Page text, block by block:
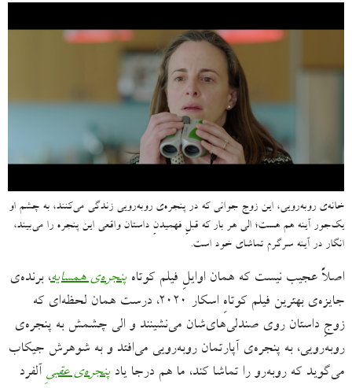
خانه‌ی روبه‌رویی، این زوج جوانی که در پنجره‌ی روبه‌رویی زندگی می‌کنند، به چشم او
یک‌جور آینه هم هست؛ الی هر بار که قبلِ فهمیدنِ داستان واقعی این پنجره را می‌بیند،
انگار در آینه سرگرم تماشای خود است.
اصلاً عجیب نیست که همان اوایلِ فیلم کوتاه پنجره‌ی همسایه، برنده‌ی
جایزه‌ی بهترین فیلم کوتاهِ اسکار ۲۰۲۰، درست همان لحظه‌ای که
زوجِ داستان روی صندلی‌های‌شان می‌نشینند و الی چشمش به پنجره‌‌ی
روبه‌رویی، به پنجره‌ی آپارتمان روبه‌رویی می‌افتد و به شوهرش جیکاب
می‌گوید که روبه‌رو را تماشا کند، ما هم درجا یاد پنجره‌ی عقبیِ آلفرد